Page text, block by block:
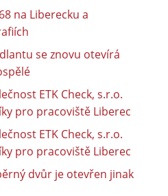
na Liberecku a
se znovu otevírá
ETK Check, s.r.o.
pro pracoviště Liberec
ETK Check, s.r.o.
pro pracoviště Liberec
dvůr je otevřen jinak